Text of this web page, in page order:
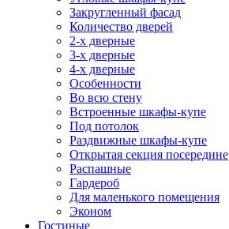
Закругленный фасад
Количество дверей
2-х дверные
3-х дверные
4-х дверные
Особенности
Во всю стену
Встроенные шкафы-купе
Под потолок
Раздвижные шкафы-купе
Открытая секция посередине
Распашные
Гардероб
Для маленького помещения
Эконом
Гостиные